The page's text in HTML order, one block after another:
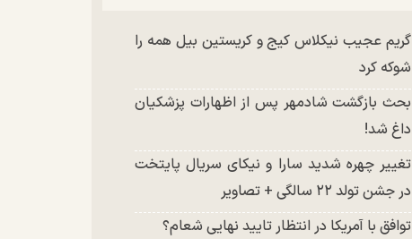
گریم عجیب نیکلاس کیج و کریستین بیل همه را
شوکه کرد
بحث بازگشت شادمهر پس از اظهارات پزشکیان
داغ شد!
تغییر چهره شدید سارا و نیکای سریال پایتخت
در جشن تولد ۲۲ سالگی + تصاویر
توافق با آمریکا در انتظار تایید نهایی شعام؟